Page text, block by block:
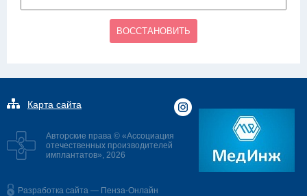
ВОССТАНОВИТЬ
Карта сайта
Авторские права © «Ассоциация
отечественных производителей
имплантатов», 2026
Разработка сайта — Пенза-Онлайн